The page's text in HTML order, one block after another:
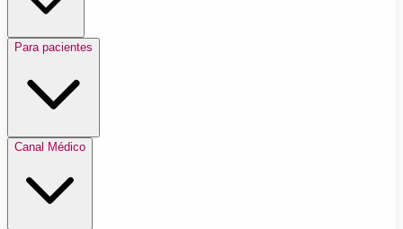
Para pacientes
Canal Médico